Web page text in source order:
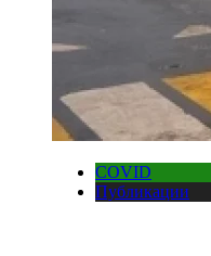
COVID
Публикации